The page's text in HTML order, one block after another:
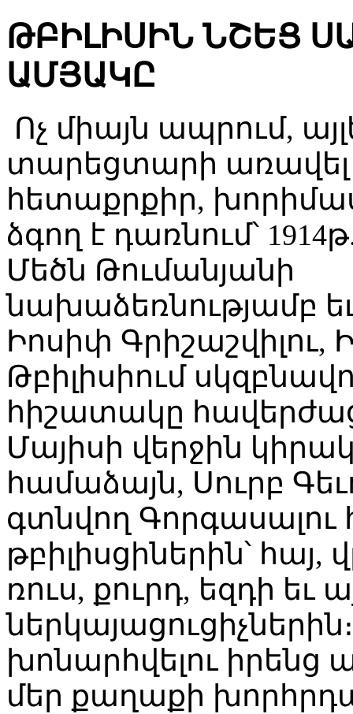
ԹԲԻԼԻՍԻՆ ՆՇԵՑ
ԱՄՅԱԿԸ
Ոչ միայն ապրում,
տարեցտարի առավել
հետաքրքիր,
ձգող է դառնում՝
Մեծն Թումանյանի
նախաձեռնությամբ
Իոսիփ Գրիշաշվիլու,
Թբիլիսիում
հիշատակը
Մայիսի վերջին
համաձայն, Սուրբ
գտնվող
թբիլիսցիներին՝
ռուս, քուրդ, եզդի եւ
խոնարհվելու
մեր քաղաքի